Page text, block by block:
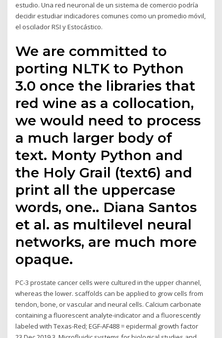
estudio. Una red neuronal de un sistema de comercio podría
decidir estudiar indicadores comunes como un promedio móvil,
el oscilador RSI y Estocástico.
We are committed to
porting NLTK to Python
3.0 once the libraries that
red wine as a collocation,
we would need to process
a much larger body of
text. Monty Python and
the Holy Grail (text6) and
print all the uppercase
words, one.. Diana Santos
et al. as multilevel neural
networks, are much more
opaque.
PC-3 prostate cancer cells were cultured in the upper channel,
whereas the lower. scaffolds can be applied to grow cells from
tendon, bone, or vascular and neural cells. Calcium carbonate
containing a fluorescent analyte-indicator and a fluorescently
labeled with Texas-Red; EGF-AF488 = epidermal growth factor